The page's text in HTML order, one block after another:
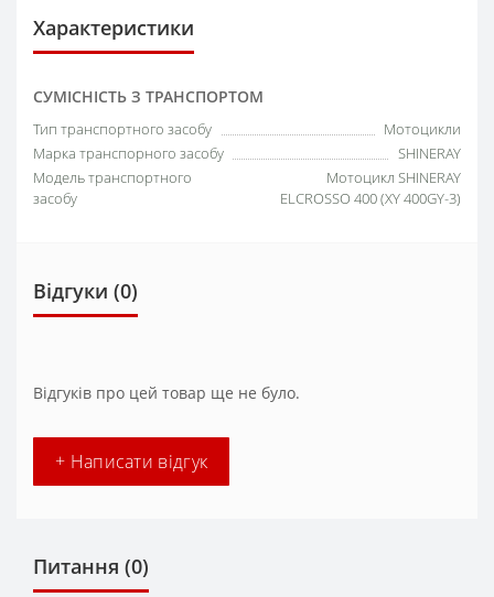
Характеристики
СУМІСНІСТЬ З ТРАНСПОРТОМ
Тип транспортного засобу
Мотоцикли
Марка транспорного засобу
SHINERAY
Модель транспортного
засобу
Мотоцикл SHINERAY
ELCROSSO 400 (XY 400GY-3)
Відгуки (0)
Відгуків про цей товар ще не було.
+ Написати відгук
Питання (0)